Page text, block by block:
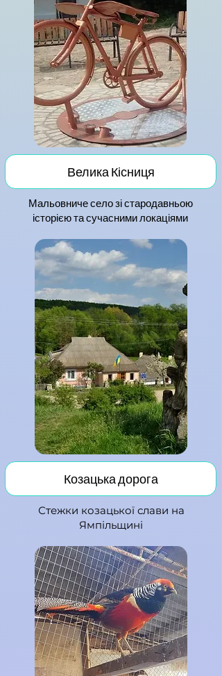
Велика Кісниця
Мальовниче село зі стародавньою
історією та сучасними локаціями
Козацька дорога
Стежки козацької слави на
Ямпільщині